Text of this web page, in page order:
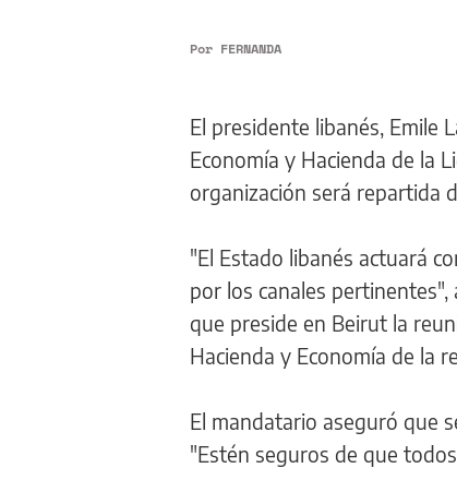
Por FERNANDA
El presidente libanés, Emile
Economía y Hacienda de la
organización será repartida
"El Estado libanés actuará
por los canales
que preside en Beirut la
Hacienda y Economía de la
El mandatario aseguró que
"Estén seguros de que